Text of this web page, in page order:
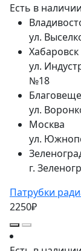
Есть в наличии
ул.
Хабаровск
ул.
№18
ул.
Москва
ул.
г.
Патрубки
2250₽